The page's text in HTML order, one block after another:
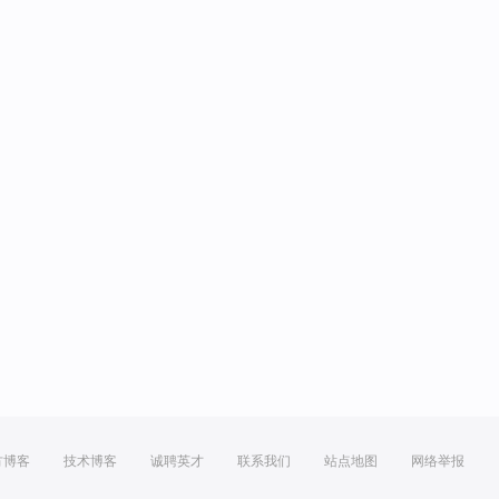
博客 技术博客 诚聘英才 联系我们 站点地图 网络举报